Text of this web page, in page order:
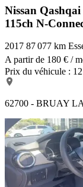
Nissan
115ch N-
2017 87 077 km
A partir de 180 € /
Prix du véhicule :
62700 - BRUAY